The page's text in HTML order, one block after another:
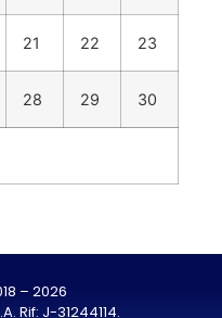
21 22 23
28 29 30
– 2026
Rif: J-31244114.